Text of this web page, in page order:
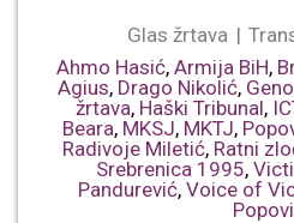
Glas žrtava
Ahmo Hasić, Armija BiH,
Agius, Drago Nikolić,
žrtava, Haški Tribunal,
Beara, MKSJ, MKTJ,
Radivoje Miletić, Ratni
Srebrenica 1995,
Pandurević, Voice of